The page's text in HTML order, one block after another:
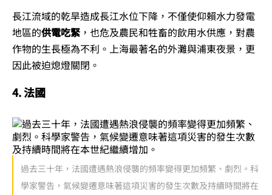
長江流域的乾旱造成長江水位下降，不僅使仰賴水力發電
地區的供電吃緊 ，也危及農民和牲畜的飲用水供應，對農
作物的生長極為不利。上海最著名的外灘與浦東夜景，更
因此被迫熄燈關閉。
4. 法國
過去三十年，法國遭遇熱浪侵襲的頻率變得更加頻繁、劇烈。科
學家警告，氣候變遷意味著這項災害的發生次數及持續時間將在